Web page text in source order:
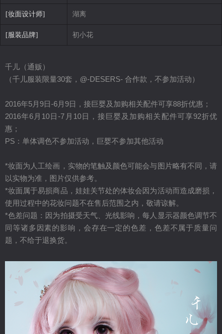
[妆面设计师] 湖离
[服装品牌] 初小花
千儿（通贩）
（千儿服装限量30套，@-DESERS- 合作款，不参加活动）
2016年5月9日-6月9日，接巨婴及加购相关配件可享88折优惠；
2016年6月10日-7月10日，接巨婴及加购相关配件可享92折优
惠；
PS：单体调色不参加活动，巨婴不参加其他活动
*妆面为人工绘画，实物的笔触及颜色可能会与图片略有不同，请
以实物为准，图片仅供参考。
*妆面属于易损商品，娃娃关节处的体妆会因为活动而造成磨损，
使用过程中的花妆问题不在售后范围之内，敬请谅解。
*色差问题：因为拍摄受天气、光线影响，每人显示器颜色调节不
同等诸多因素的影响，会存在一定的色差，色差不属于质量问
题，不给于退换货。